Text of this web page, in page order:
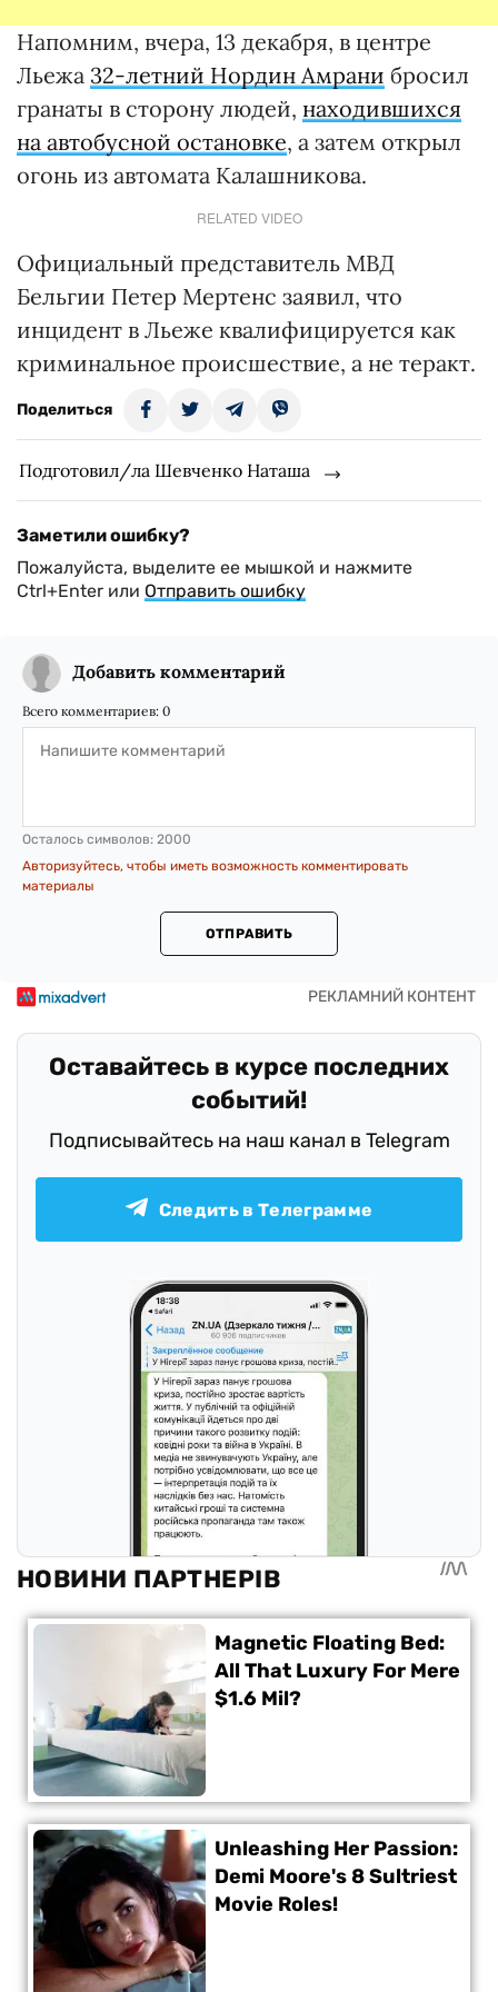
Напомним, вчера, 13 декабря, в центре
Льежа 32-летний Нордин Амрани бросил
гранаты в сторону людей, находившихся
на автобусной остановке, а затем открыл
огонь из автомата Калашникова.
RELATED VIDEO
Официальный представитель МВД
Бельгии Петер Мертенс заявил, что
инцидент в Льеже квалифицируется как
криминальное происшествие, а не теракт.
Поделиться
Подготовил/ла Шевченко Наташа
Заметили ошибку?
Пожалуйста, выделите ее мышкой и нажмите
Ctrl+Enter или Отправить ошибку
Добавить комментарий
Всего комментариев: 0
Осталось символов: 2000
Авторизуйтесь, чтобы иметь возможность комментировать
материалы
ОТПРАВИТЬ
Оставайтесь в курсе последних
событий!
Подписывайтесь на наш канал в Telegram
Следить в Телеграмме